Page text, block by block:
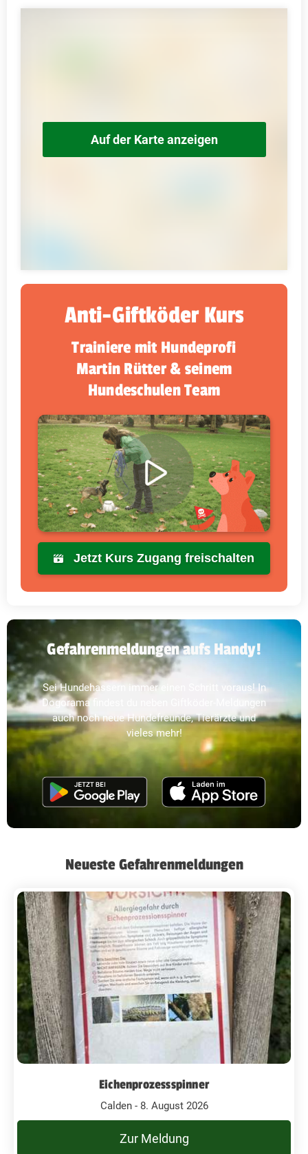
Auf der Karte anzeigen
Anti-Giftköder Kurs
Trainiere mit Hundeprofi
Martin Rütter & seinem
Hundeschulen Team
Jetzt Kurs Zugang freischalten
Gefahrenmeldungen aufs Handy!
Sei Hundehassern immer einen Schritt voraus! In
Dogorama findest du neben Giftköder-Meldungen
auch noch neue Hundefreunde, Tierärzte und
vieles mehr!
Neueste Gefahrenmeldungen
Eichenprozessspinner
Calden - 8. August 2026
Zur Meldung